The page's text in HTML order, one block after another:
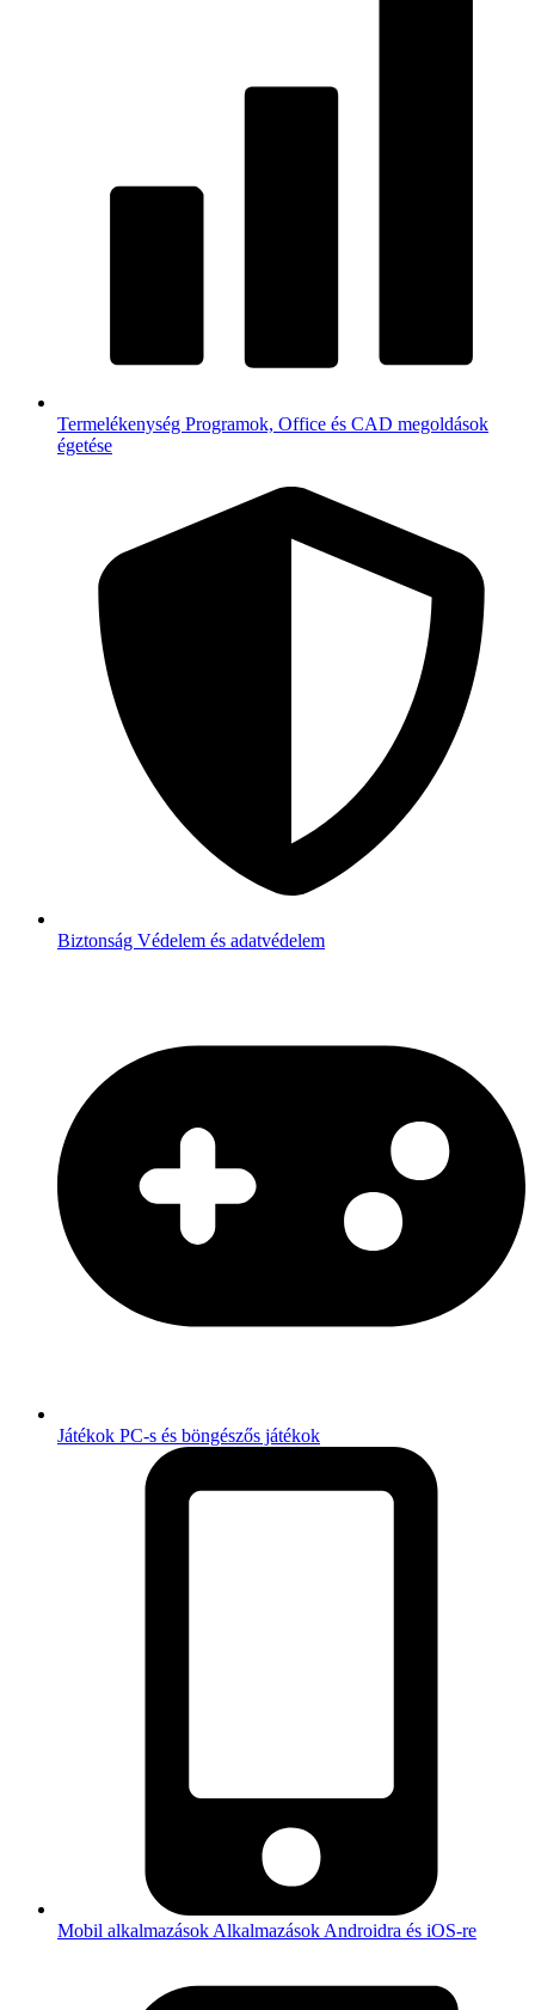
Termelékenység Programok, Office és CAD megoldások
égetése
Biztonság Védelem és adatvédelem
Játékok PC-s és böngészős játékok
Mobil alkalmazások Alkalmazások Androidra és iOS-re